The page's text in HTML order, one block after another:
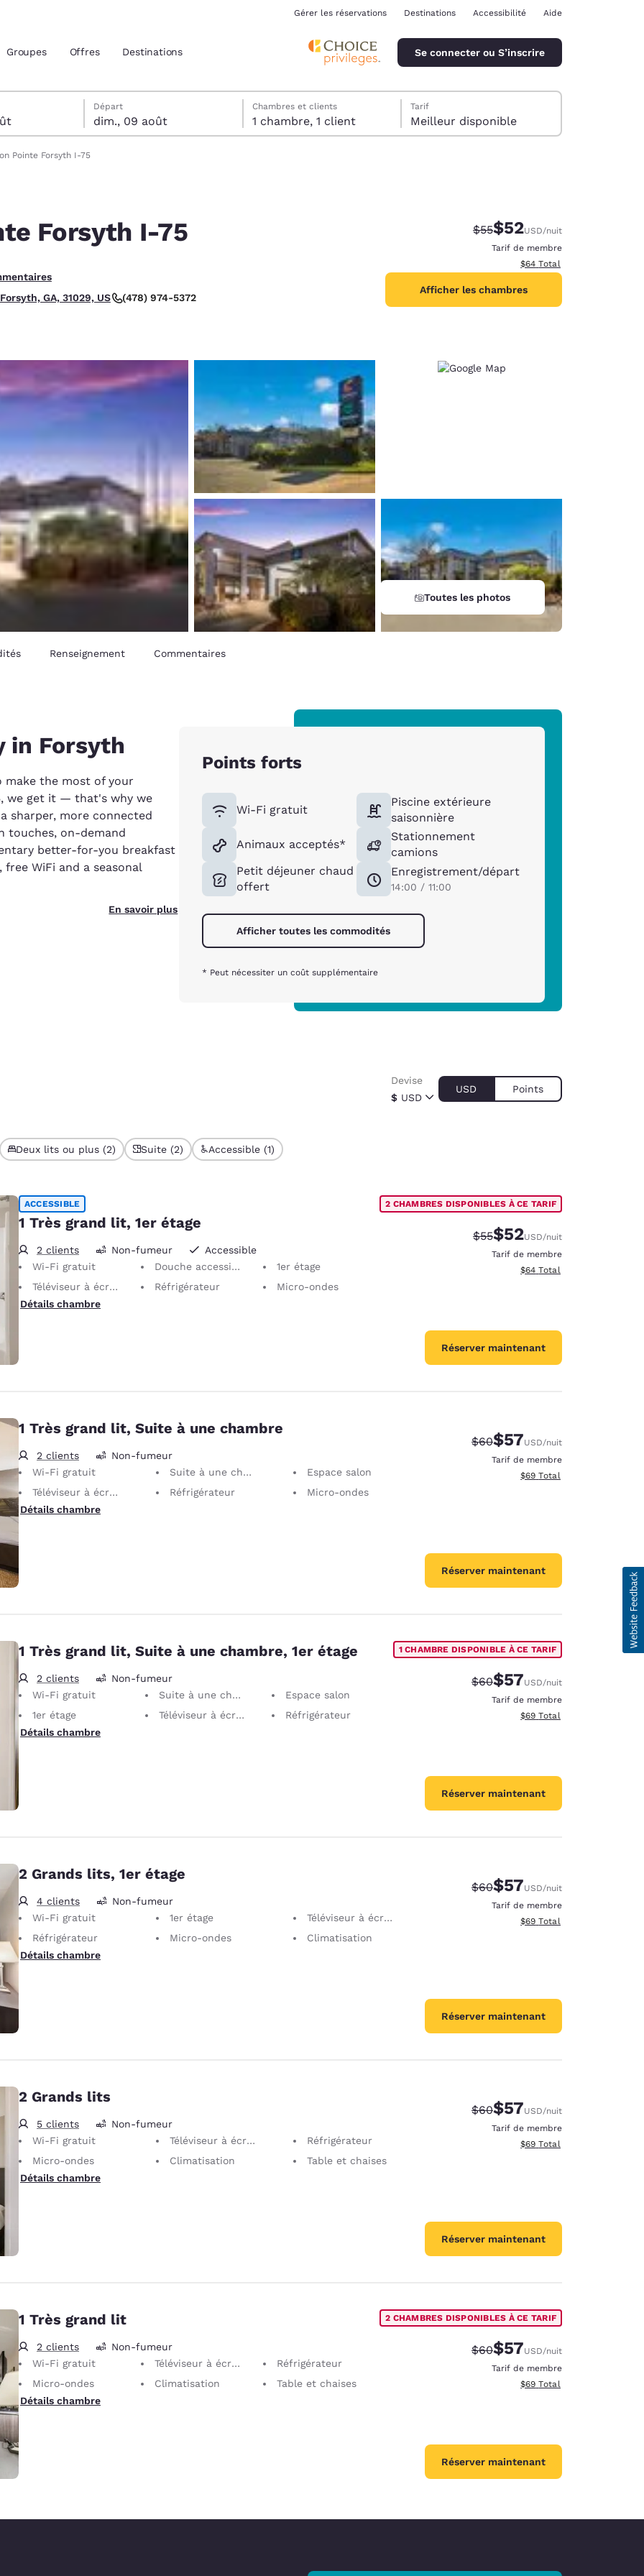
actuels
Estados Unidos
Español
Germany
France
English
Italia
Italiano
Italy
New Zealand
English
Gérer les réservations Destinations Accessibilité Aide
Groupes Offres Destinations Se connecter ou S’inscrire
Départ
dim., 09 août
au dimanche 9 août
au samedi 8 août
Chambres et clients
1 chambre, 1 client
Tarif
Meilleur disponible
Pointe Forsyth I-75
Forsyth I-75
GA, 31029, US
(478) 974-5372
Tarif barré :
$55Tarif réduit :
$52USD/nuit
Tarif de membre
Afficher les détails totaux
$64 Total
Afficher les chambres
Toutes les photos
Renseignement Commentaires
in Forsyth
make the most of your
we get it — that's why we
sharper, more connected
touches, on-demand
better-for-you breakfast
WiFi and a seasonal
En savoir plus
Points forts
Wi-Fi gratuit
Animaux acceptés*
Petit déjeuner chaud
offert
Piscine extérieure
saisonnière
Stationnement
camions
Enregistrement/départ
14:00 / 11:00
Afficher toutes les commodités
* Peut nécessiter un coût supplémentaire
$ USD
Devise
USD Points
Deux lits ou plus (2) Suite (2) Accessible (1)
ACCESSIBLE
1 Très grand lit, 1er étage
2 clients Non-fumeur
Accessible
Wi-Fi gratuit
Douche accessible en fauteuil roulant
1er étage
Téléviseur à écran plat 32 po
Réfrigérateur
Micro-ondes
Détails chambre
2 CHAMBRES DISPONIBLES À CE TARIF
Tarif barré :
$55Tarif réduit :
$52USD/nuit
Tarif de membre
Afficher les détails totaux
$64 Total
Réserver maintenant
1 Très grand lit, Suite à une chambre
2 clients
Non-fumeur
Wi-Fi gratuit
Suite à une chambre
Espace salon
Téléviseur à écran plat 32 po
Réfrigérateur
Micro-ondes
Détails chambre
Tarif barré :
$60Tarif réduit :
$57USD/nuit
Tarif de membre
Afficher les détails totaux
$69 Total
Réserver maintenant
1 Très grand lit, Suite à une chambre, 1er étage
2 clients
Non-fumeur
Wi-Fi gratuit
Suite à une chambre
Espace salon
1er étage
Téléviseur à écran plat 32 po
Réfrigérateur
Détails chambre
1 CHAMBRE DISPONIBLE À CE TARIF
Tarif barré :
$60Tarif réduit :
$57USD/nuit
Tarif de membre
Afficher les détails totaux
$69 Total
Réserver maintenant
2 Grands lits, 1er étage
4 clients
Non-fumeur
Wi-Fi gratuit
1er étage
Téléviseur à écran plat 32 po
Réfrigérateur
Micro-ondes
Climatisation
Détails chambre
Tarif barré :
$60Tarif réduit :
$57USD/nuit
Tarif de membre
Afficher les détails totaux
$69 Total
Réserver maintenant
2 Grands lits
5 clients
Non-fumeur
Wi-Fi gratuit
Téléviseur à écran plat 32 po
Réfrigérateur
Micro-ondes
Climatisation
Table et chaises
Détails chambre
Tarif barré :
$60Tarif réduit :
$57USD/nuit
Tarif de membre
Afficher les détails totaux
$69 Total
Réserver maintenant
1 Très grand lit
2 clients
Non-fumeur
Wi-Fi gratuit
Téléviseur à écran plat 32 po
Réfrigérateur
Micro-ondes
Climatisation
Table et chaises
Détails chambre
2 CHAMBRES DISPONIBLES À CE TARIF
Tarif barré :
$60Tarif réduit :
$57USD/nuit
Tarif de membre
Afficher les détails totaux
$69 Total
Réserver maintenant